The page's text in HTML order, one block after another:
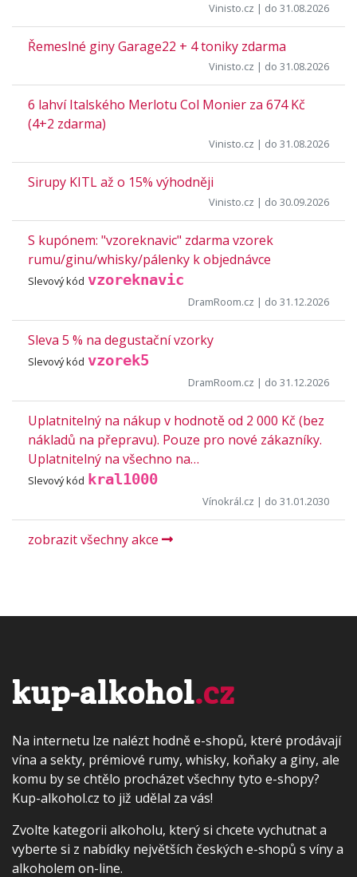
Vinisto.cz | do 31.08.2026
Řemeslné giny Garage22 + 4 toniky zdarma
Vinisto.cz | do 31.08.2026
6 lahví Italského Merlotu Col Monier za 674 Kč
(4+2 zdarma)
Vinisto.cz | do 31.08.2026
Sirupy KITL až o 15% výhodněji
Vinisto.cz | do 30.09.2026
S kupónem: "vzoreknavic" zdarma vzorek
rumu/ginu/whisky/pálenky k objednávce
Slevový kód vzoreknavic
DramRoom.cz | do 31.12.2026
Sleva 5 % na degustační vzorky
Slevový kód vzorek5
DramRoom.cz | do 31.12.2026
Uplatnitelný na nákup v hodnotě od 2 000 Kč (bez
nákladů na přepravu). Pouze pro nové zákazníky.
Uplatnitelný na všechno na…
Slevový kód kral1000
Vínokrál.cz | do 31.01.2030
zobrazit všechny akce
kup-alkohol.cz
Na internetu lze nalézt hodně e-shopů, které prodávají
vína a sekty, prémiové rumy, whisky, koňaky a giny, ale
komu by se chtělo procházet všechny tyto e-shopy?
Kup-alkohol.cz to již udělal za vás!
Zvolte kategorii alkoholu, který si chcete vychutnat a
vyberte si z nabídky největších českých e-shopů s víny a
alkoholem on-line.